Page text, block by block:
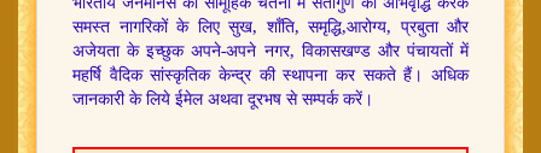
समस्त नागरिकों के लिए सुख, शाँति, समृद्धि,आरोग्य, प्रबुता और
अजेयता के इच्छुक अपने-अपने नगर, विकासखण्ड और पंचायतों में
महर्षि वैदिक सांस्कृतिक केन्द्र की स्थापना कर सकते हैं। अधिक
जानकारी के लिये ईमेल अथवा दूरभष से सम्पर्क करें।